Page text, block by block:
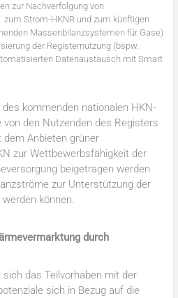
zur Nachverfolgung von
zum Strom-HKNR und zum künftigen
Massenbilanzsystemen für Gase)
der Registernutzung (bspw.
Datenaustausch mit Smart
kommenden nationalen HKN-
den Nutzenden des Registers
Anbieten grüner
zur Wettbewerbsfähigkeit der
beigetragen werden
zur Unterstützung der
können.
durch
das Teilvorhaben mit der
sich in Bezug auf die